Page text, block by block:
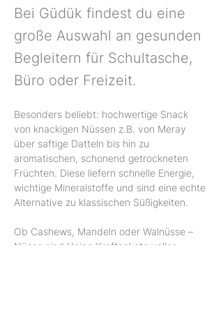
Bei Güdük findest du eine
große Auswahl an gesunden
Begleitern für Schultasche,
Büro oder Freizeit.
Besonders beliebt: hochwertige Snack
von knackigen Nüssen z.B. von Meray
über saftige Datteln bis hin zu
aromatischen, schonend getrockneten
Früchten. Diese liefern schnelle Energie,
wichtige Mineralstoffe und sind eine echte
Alternative zu klassischen Süßigkeiten.
Ob Cashews, Mandeln oder Walnüsse –
Nüsse sind kleine Kraftpakete voller